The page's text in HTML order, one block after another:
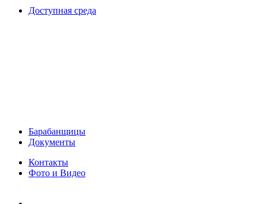
Доступная среда
Барабанщицы
Документы
Контакты
Фото и Видео